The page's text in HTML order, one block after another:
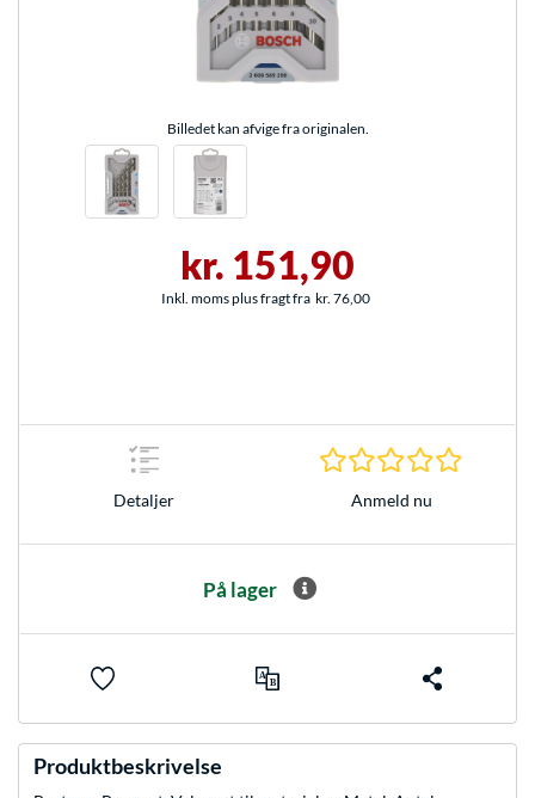
Billedet kan afvige fra originalen.
kr. 151,90
Inkl. moms plus fragt fra kr. 76,00
Detaljer Anmeld nu
På lager
Produktbeskrivelse